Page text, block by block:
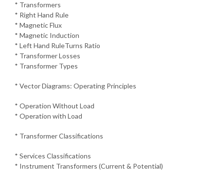
* Transformers
* Right Hand Rule
* Magnetic Flux
* Magnetic Induction
* Left Hand RuleTurns Ratio
* Transformer Losses
* Transformer Types
* Vector Diagrams: Operating Principles
* Operation Without Load
* Operation with Load
* Transformer Classifications
* Services Classifications
* Instrument Transformers (Current & Potential)